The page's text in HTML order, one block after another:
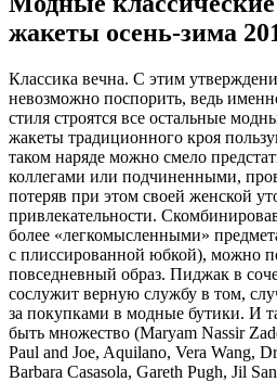
жакеты осень-зима
Классика вечна. С этим
невозможно поспорить, ведь
стиля строятся все остальные
жакеты традиционного кроя
таком наряде можно смело
коллегами или подчиненными,
потеряв при этом своей женской
привлекательности.
более «легкомысленными»
с плиссированной юбкой), можно
повседневный образ. Пиджак в
сослужит верную службу в том,
за покупками в модные бутики. И
быть множество (Maryam Nassir
Paul and Joe, Aquilano, Vera Wang,
Barbara Casasola, Gareth Pugh, Jil